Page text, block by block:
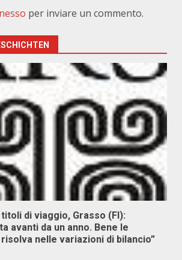
per inviare un commento.
di viaggio, Grasso (FI):
avanti da un anno. Bene le
nelle variazioni di bilancio”